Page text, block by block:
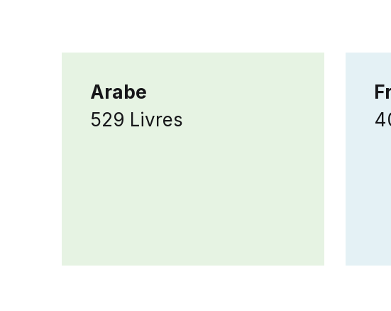
Arabe
529 Livres